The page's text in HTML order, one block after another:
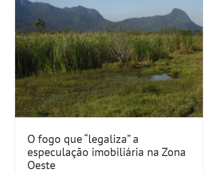
O fogo que “legaliza” a
especulação imobiliária na Zona
Oeste